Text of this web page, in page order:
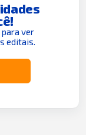
ver
editais.